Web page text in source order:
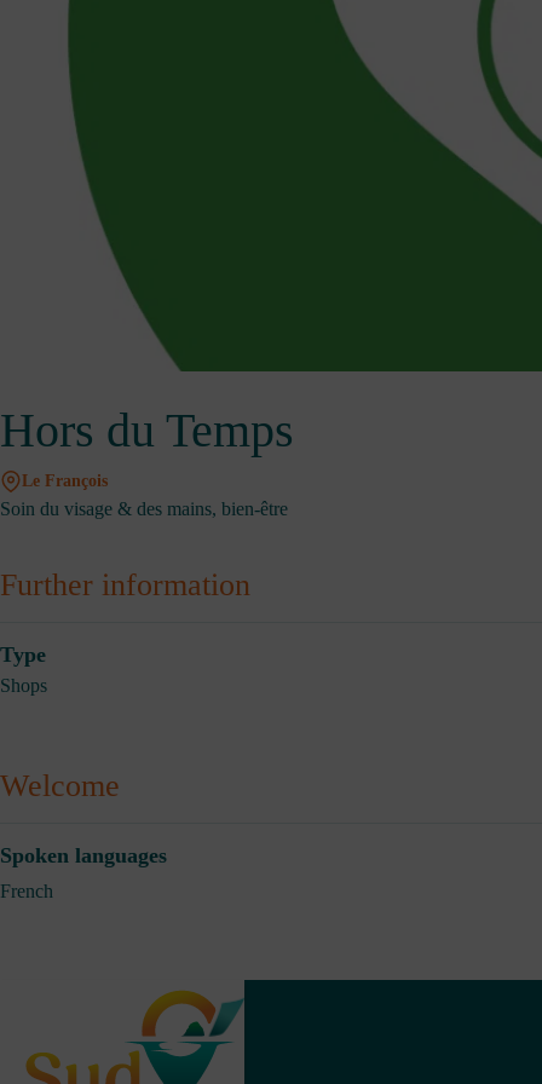
Hors du Temps
Le François
Soin du visage & des mains, bien-être
Further information
Type
Shops
Welcome
Spoken languages
French